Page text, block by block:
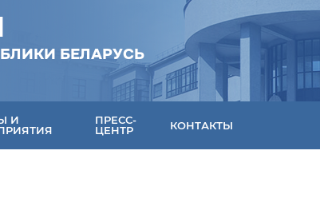
БЕЛАРУСЬ
И
ПРЕСС-
ЦЕНТР
КОНТАКТЫ